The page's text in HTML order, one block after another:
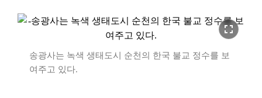
fullscreen
송광사는 녹색 생태도시 순천의 한국 불교 정수를 보
여주고 있다.